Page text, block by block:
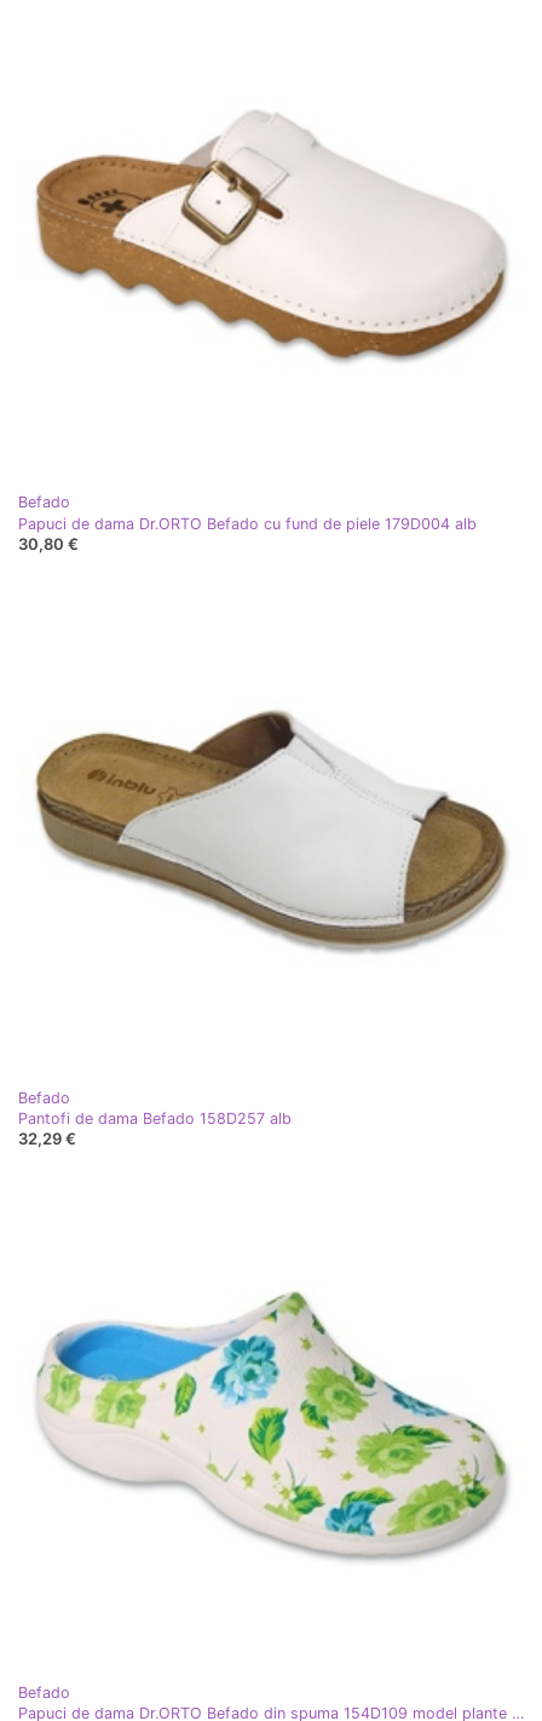
Befado
Papuci de dama Dr.ORTO Befado cu fund de piele 179D004 alb
30,80 €
Befado
Pantofi de dama Befado 158D257 alb
32,29 €
Befado
Papuci de dama Dr.ORTO Befado din spuma 154D109 model plante albe